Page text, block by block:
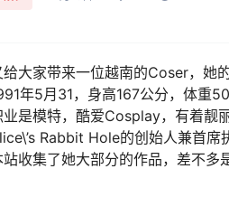
给大家带来一位越南的Coser，她
年5月31，身高167公分，体重
业是模特，酷爱Cosplay，有着靓
Rabbit Hole的创始人兼首
站收集了她大部分的作品，差不